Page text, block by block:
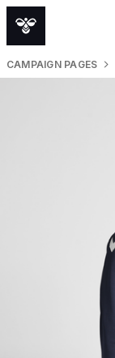
CAMPAIGN PAGES